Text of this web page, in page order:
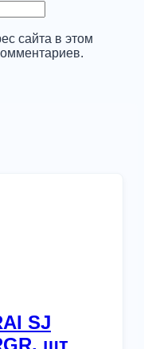
сайта в этом
SJ